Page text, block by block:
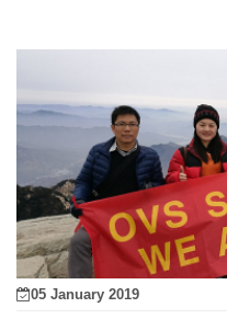
05 January 2019